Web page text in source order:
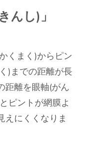
んし)」
くまく)からピン
)までの距離が長
距離を眼軸(がん
ピントが網膜よ
えにくくなりま